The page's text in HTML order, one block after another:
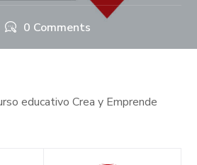
0 Comments
educativo Crea y Emprende